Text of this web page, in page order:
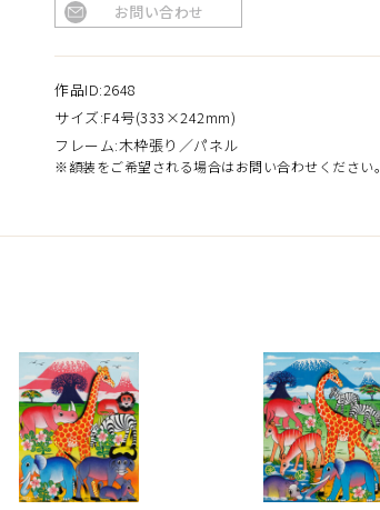
お問い合わせ
作品ID:2648
サイズ:F4号(333×242mm)
フレーム:木枠張り／パネル
※額装をご希望される場合はお問い合わせください。